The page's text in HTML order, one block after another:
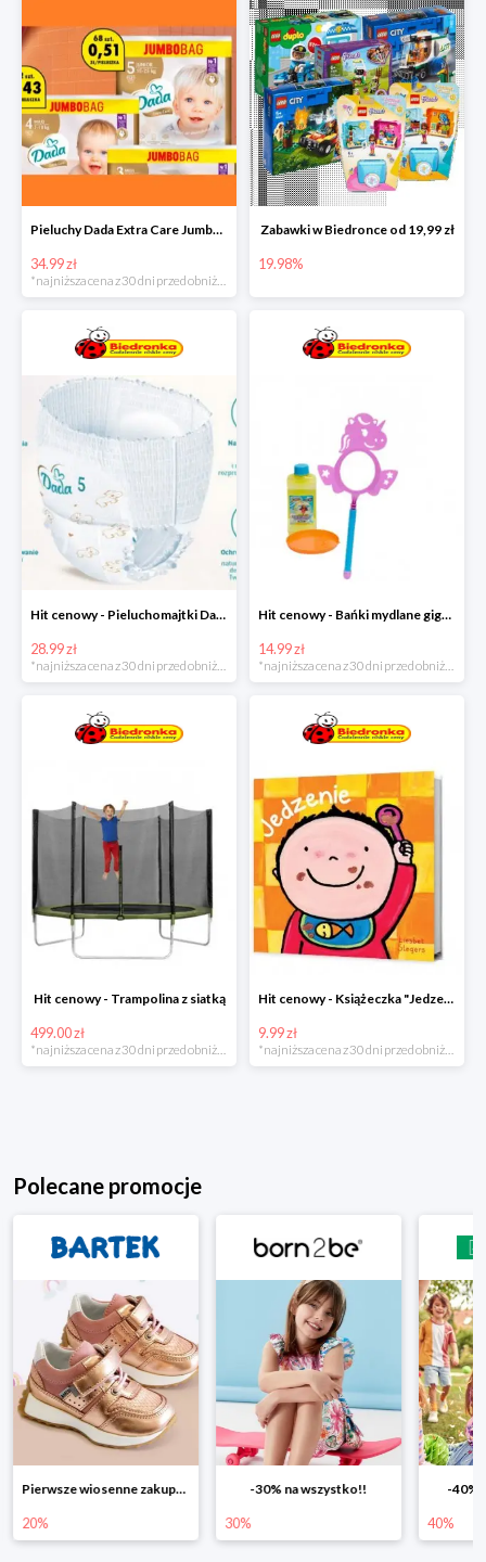
Pieluchy Dada Extra Care Jumbo Bag w super cenie
34.99 zł
*najniższa cena z 30 dni przed obniżką
Zabawki w Biedronce od 19,99 zł
19.98%
Hit cenowy - Pieluchomajtki Dada Pants
28.99 zł
Hit cenowy - Bańki mydlane gigant lub płyn uzupełniający
14.99 zł
Hit cenowy - Trampolina z siatką
499.00 zł
Hit cenowy - Książeczka "Jedzenie"
9.99 zł
Polecane promocje
Pierwsze wiosenne zakupy -20%
20%
-30% na wszystko!!
30%
-40%
40%